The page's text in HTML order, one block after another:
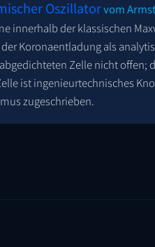
Oszillatorvom
innerhalb der klassischen
Koronaentladung als
Zelle nicht offen;
ist ingenieurtechnisches
zugeschrieben.